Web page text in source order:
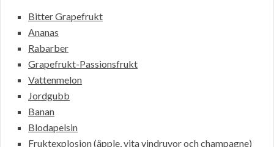
Bitter Grapefrukt
Ananas
Rabarber
Grapefrukt-Passionsfrukt
Vattenmelon
Jordgubb
Banan
Blodapelsin
Fruktexplosion (äpple, vita vindruvor och champagne)